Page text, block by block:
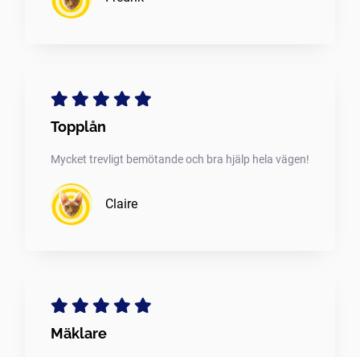
Topplån
Mycket trevligt bemötande och bra hjälp hela vägen!
Claire
Mäklare